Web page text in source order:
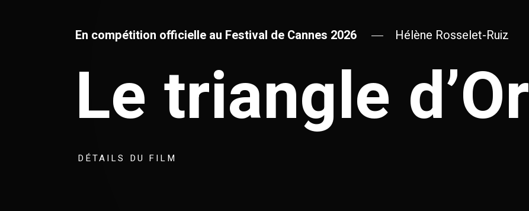
En compétition officielle au Festival de Cannes 2026 Hélène Rosselet-Ruiz
Le triangle d’Or
DÉTAILS DU FILM